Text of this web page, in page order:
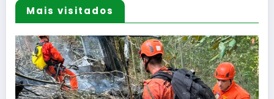
Mais visitados